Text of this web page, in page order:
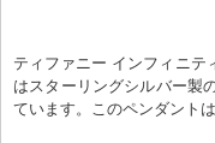
ティファニー インフィニテ
はスターリングシルバー製
ています。このペンダント